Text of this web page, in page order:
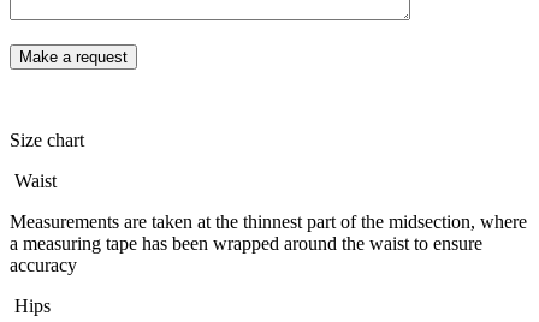
Size chart
Waist
Measurements are taken at the thinnest part of the midsection, where
a measuring tape has been wrapped around the waist to ensure
accuracy
Hips